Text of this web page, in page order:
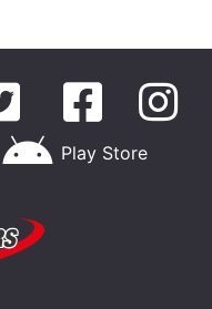
Play Store